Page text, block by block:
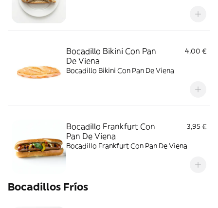
Bocadillo Bikini Con Pan
De Viena
4,00 €
Bocadillo Bikini Con Pan De Viena
Bocadillo Frankfurt Con
Pan De Viena
3,95 €
Bocadillo Frankfurt Con Pan De Viena
Bocadillos Fríos